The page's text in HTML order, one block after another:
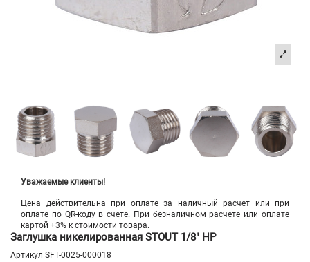
Уважаемые клиенты!
Цена действительна при оплате за наличный расчет или при
оплате по QR-коду в счете. При безналичном расчете или оплате
картой +3% к стоимости товара.
Заглушка никелированная STOUT 1/8" НР
Артикул SFT-0025-000018